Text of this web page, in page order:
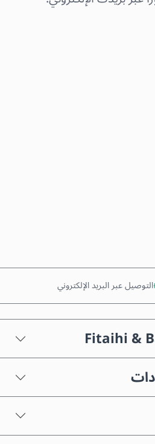
التوصيل عبر البريد الإلكتروني